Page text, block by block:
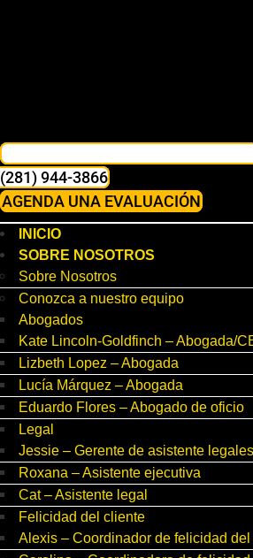
(281) 944-3866
AGENDA UNA EVALUACIÓN
INICIO
SOBRE NOSOTROS
Sobre Nosotros
Conozca a nuestro equipo
Abogados
Kate Lincoln-Goldfinch – Abogada/
Lizbeth Lopez – Abogada
Lucía Márquez – Abogada
Eduardo Flores – Abogado de oficio
Legal
Jessie – Gerente de asistente legales
Roxana – Asistente ejecutiva
Cat – Asistente legal
Felicidad del cliente
Alexis – Coordinador de felicidad